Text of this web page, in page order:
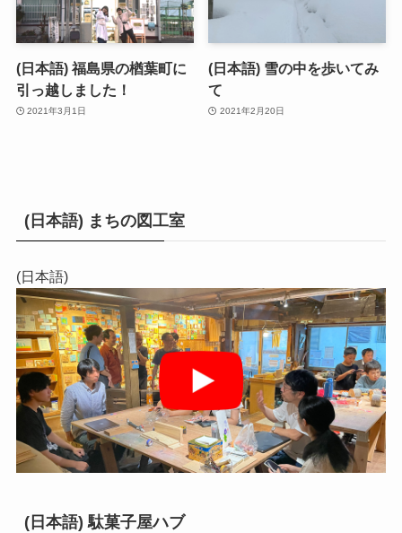
(日本語) 福島県の楢葉町に
引っ越しました！
2021年3月1日
(日本語) 雪の中を歩いてみ
て
2021年2月20日
(日本語) まちの図工室
(日本語)
(日本語) 駄菓子屋ハブ